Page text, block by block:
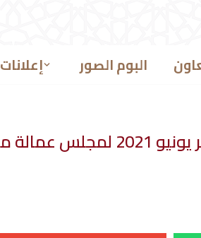
البوم الصور إعلانات
مراكش